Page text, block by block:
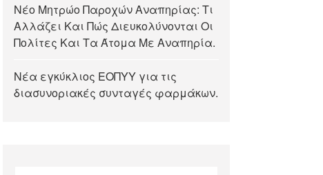
Νέο Μητρώο Παροχών Αναπηρίας: Τι
Αλλάζει Και Πώς Διευκολύνονται Οι
Πολίτες Και Τα Άτομα Με Αναπηρία.
Νέα εγκύκλιος ΕΟΠΥΥ για τις
διασυνοριακές συνταγές φαρμάκων.